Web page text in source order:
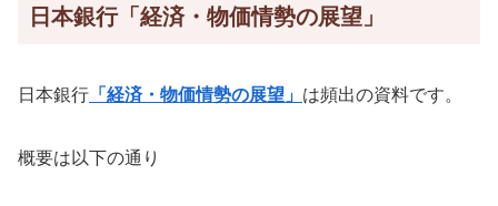
日本銀行「経済・物価情勢の展望」
日本銀行 「経済・物価情勢の展望」 は頻出の資料です。
概要は以下の通り